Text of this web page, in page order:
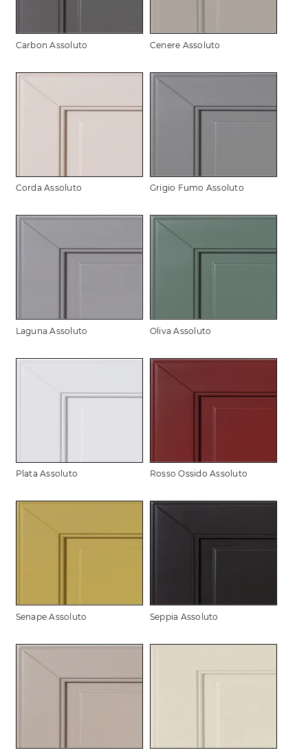
Carbon Assoluto Cenere Assoluto
Corda Assoluto Grigio Fumo Assoluto
Laguna Assoluto Oliva Assoluto
Plata Assoluto Rosso Ossido Assoluto
Senape Assoluto Seppia Assoluto